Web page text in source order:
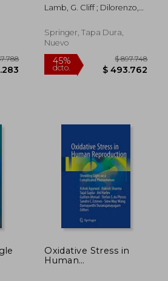
45%
dcto.
Technologies and
World Food
Inglés)
Lamb, G. Cliff ; Dilorenzo,
Springer, Tapa Dura,
Nuevo
Oxidative Stress in
Human